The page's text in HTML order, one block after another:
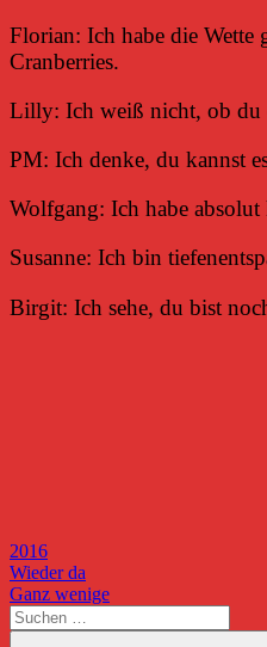
Florian: Ich habe die Wette
Cranberries.
Lilly: Ich weiß nicht, ob du
PM: Ich denke, du kannst
Wolfgang: Ich habe absolut
Susanne: Ich bin
Birgit: Ich sehe, du bist
2016
Beitragsnavigation
Vorheriger
Beitrag:
Wieder da
Nächster
Beitrag:
Ganz wenige
Suchen
nach: